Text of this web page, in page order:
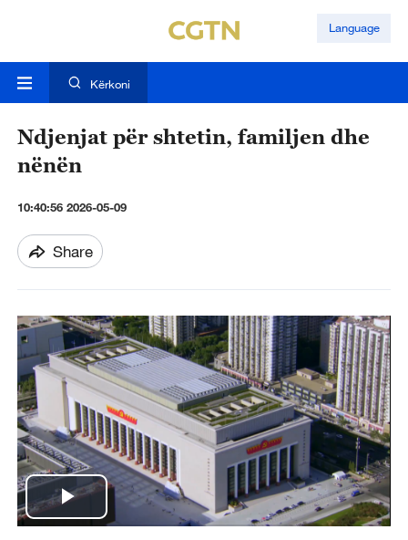
Language
Kërkoni
Ndjenjat për shtetin, familjen dhe
nënën
10:40:56 2026-05-09
Share
P